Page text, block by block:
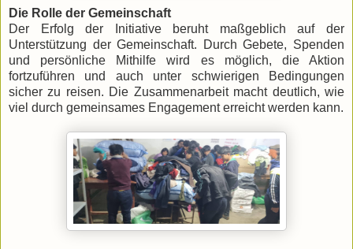
Die Rolle der Gemeinschaft
Der Erfolg der Initiative beruht maßgeblich auf der
Unterstützung der Gemeinschaft. Durch Gebete, Spenden
und persönliche Mithilfe wird es möglich, die Aktion
fortzuführen und auch unter schwierigen Bedingungen
sicher zu reisen. Die Zusammenarbeit macht deutlich, wie
viel durch gemeinsames Engagement erreicht werden kann.